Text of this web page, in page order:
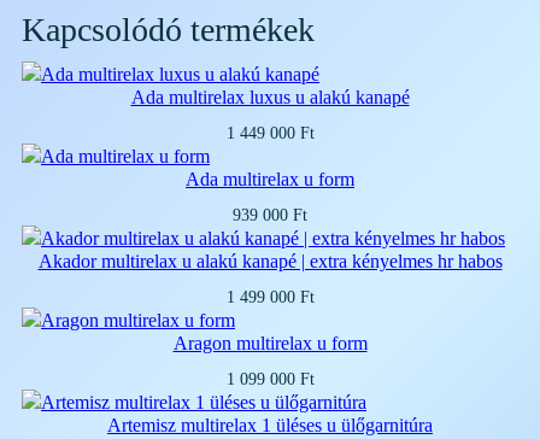
Kapcsolódó termékek
Ada multirelax luxus u alakú kanapé
1 449 000 Ft
Ada multirelax u form
939 000 Ft
Akador multirelax u alakú kanapé | extra kényelmes hr habos
1 499 000 Ft
Aragon multirelax u form
1 099 000 Ft
Artemisz multirelax 1 üléses u ülőgarnitúra